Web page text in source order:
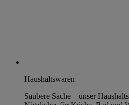
Haushaltswaren
Saubere Sache – unser